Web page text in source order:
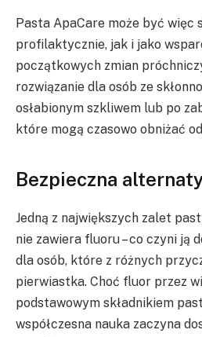
Pasta ApaCare może być więc
profilaktycznie, jak i jako
początkowych zmian
rozwiązanie dla osób ze
osłabionym szkliwem lub po
które mogą czasowo obniżać
Bezpieczna
Jedną z największych zalet
nie zawiera fluoru – co czyni ją
dla osób, które z różnych
pierwiastka. Choć fluor przez
podstawowym składnikiem
współczesna nauka zaczyna